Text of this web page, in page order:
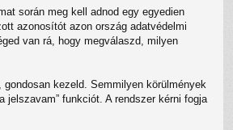
során meg kell adnod egy egyedien
azonosítót azon ország adatvédelmi
van rá, hogy megválaszd, milyen
kezeld. Semmilyen körülmények
funkciót. A rendszer kérni fogja